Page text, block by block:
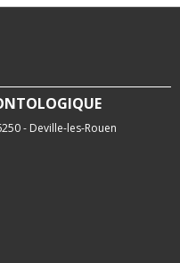
- Deville-les-Rouen